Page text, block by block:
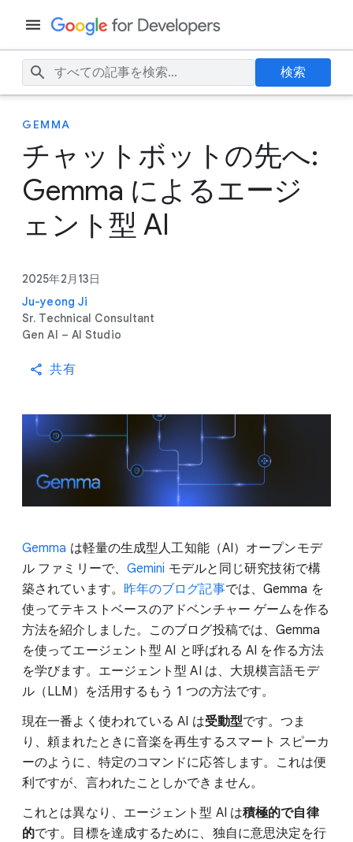
検索
GEMMA
チャットボットの先へ:
Gemma によるエージ
ェント型 AI
2025年2月13日
Ju-yeong Ji
Sr. Technical Consultant
Gen AI – AI Studio
共有
Gemma は軽量の生成型人工知能（AI）オープンモデ
ル ファミリーで、 Gemini モデルと同じ研究技術で構
築されています。 昨年のブログ記事では、Gemma を
使ってテキストベースのアドベンチャー ゲームを作る
方法を紹介しました。このブログ投稿では、Gemma
を使ってエージェント型 AI と呼ばれる AI を作る方法
を学びます。エージェント型 AI は、大規模言語モデ
ル（LLM）を活用するもう 1 つの方法です。
現在一番よく使われている AI は受動型です。つま
り、頼まれたときに音楽を再生するスマート スピーカ
ーのように、特定のコマンドに応答します。これは便
利ですが、言われたことしかできません。
これとは異なり、エージェント型 AI は積極的で自律
的です。目標を達成するために、独自に意思決定を行